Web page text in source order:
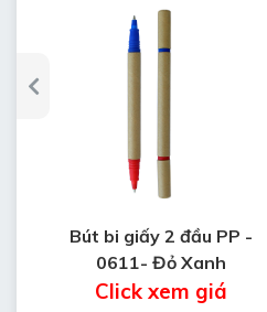
Bút bi giấy 2 đầu PP -
0611- Đỏ Xanh
Click xem giá